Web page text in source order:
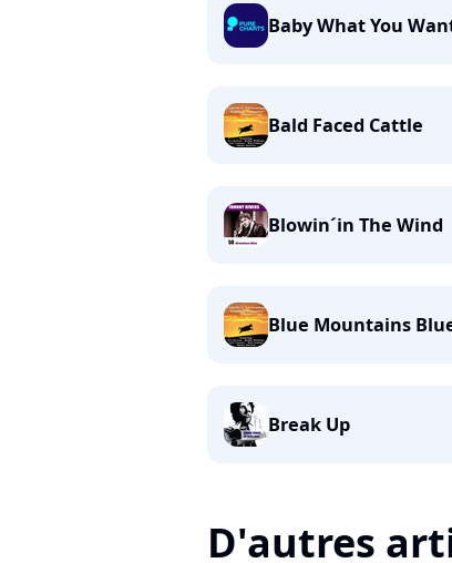
Baby What You
Bald Faced Cattle
Blowin´in The Wind
Blue Mountains
Break Up
D'autres